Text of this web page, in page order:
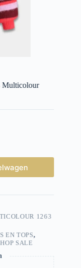
Multicolour
1263
EN TOPS,
SALE